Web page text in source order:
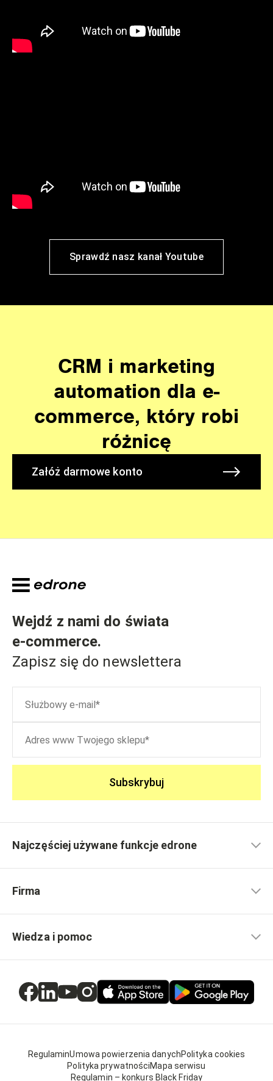
Sprawdź nasz kanał Youtube
CRM i marketing
automation dla e-
commerce, który robi
różnicę
Załóż darmowe konto
Wejdź z nami do świata
e-commerce.
Zapisz się do newslettera
Subskrybuj
Najczęściej używane funkcje edrone
Firma
Wiedza i pomoc
RegulaminUmowa powierzenia danychPolityka cookies
Polityka prywatnościMapa serwisu
Regulamin – konkurs Black Friday